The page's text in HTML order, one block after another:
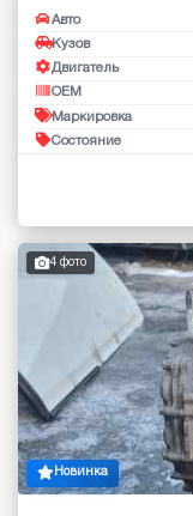
Авто
Кузов
Двигатель
OEM
Маркировка
Состояние
4 фото
Новинка